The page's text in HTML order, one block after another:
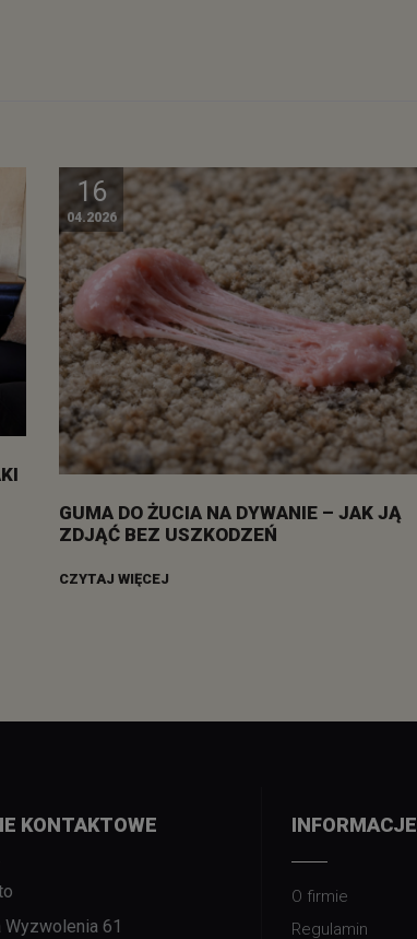
16
04.2026
GUMA DO ŻUCIA NA DYWANIE – JAK JĄ
ZDJĄĆ BEZ USZKODZEŃ
CZYTAJ WIĘCEJ
KONTAKTOWE
Wyzwolenia 61
INFORMACJE
O firmie
Regulamin